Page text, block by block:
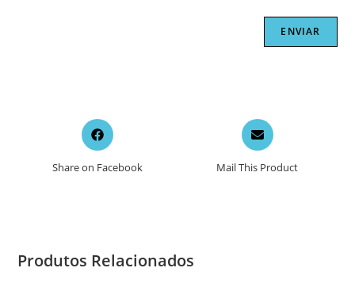
Opens
in
new
Share on Facebook
Opens
in
a
new
Mail This Product
Produtos Relacionados